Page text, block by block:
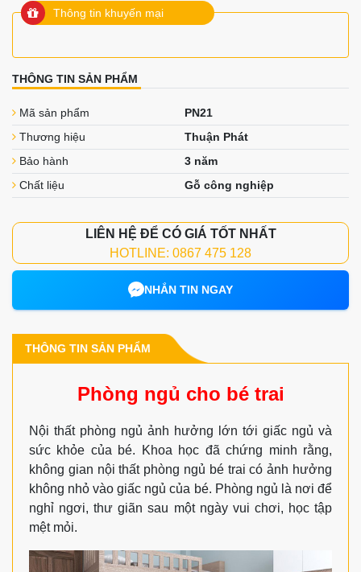
Thông tin khuyến mại
THÔNG TIN SẢN PHẨM
Mã sản phẩm
PN21
Thương hiệu
Thuận Phát
Bảo hành
3 năm
Chất liệu
Gỗ công nghiệp
LIÊN HỆ ĐỂ CÓ GIÁ TỐT NHẤT
HOTLINE: 0867 475 128
NHẮN TIN NGAY
THÔNG TIN SẢN PHẨM
Phòng ngủ cho bé trai
Nội thất phòng ngủ ảnh hưởng lớn tới giấc ngủ và
sức khỏe của bé. Khoa học đã chứng minh rằng,
không gian nội thất phòng ngủ bé trai có ảnh hưởng
không nhỏ vào giấc ngủ của bé. Phòng ngủ là nơi để
nghỉ ngơi, thư giãn sau một ngày vui chơi, học tập
mệt mỏi.